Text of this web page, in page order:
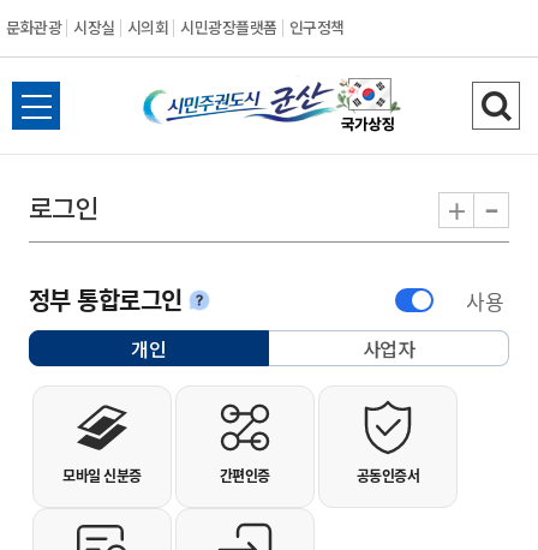
문화관광 시장실 시의회 시민광장플랫폼 인구정책
시민주권도시 군
전체메뉴 열기 검
로그인 + -
정부 통합로그인안내 사용
개인선택됨 사업자
개인사용자 로그인
모바일 신분증 간편인증 공동인증서